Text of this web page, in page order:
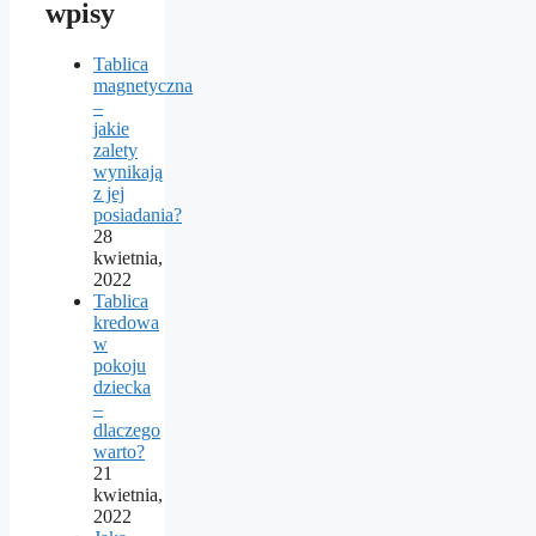
wpisy
Tablica
magnetyczna
–
jakie
zalety
wynikają
z jej
posiadania?
28
kwietnia,
2022
Tablica
kredowa
w
pokoju
dziecka
–
dlaczego
warto?
21
kwietnia,
2022